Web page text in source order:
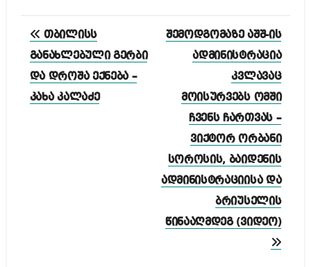
პოსტის
ნავიგაცია
თბილისს
განახლებული გერბი
და დროშა ექნება –
კახა კალაძე
შემოდგომაზე აშშ-ის
ადმინისტრაცია
კვლავაც
მოისურვებს ომში
ჩვენს ჩართვას –
ვიქტორ ორბანი
სოროსის, ბაიდენის
ადმინისტრაციისა და
ბრიუსელის
წინააღმდეგ (ვიდეო)